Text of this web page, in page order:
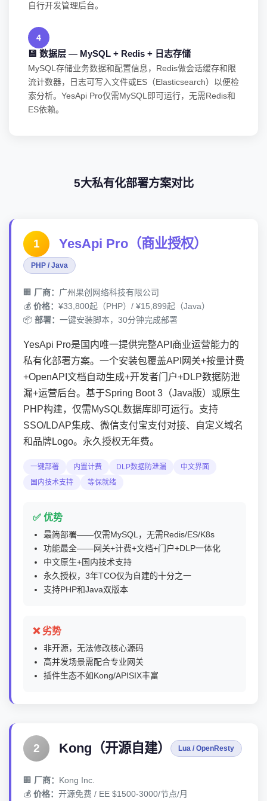
自行开发管理后台。
4
💾 数据层 — MySQL + Redis + 日志存储
MySQL存储业务数据和配置信息，Redis做会话缓存和限
流计数器，日志可写入文件或ES（Elasticsearch）以便检
索分析。YesApi Pro仅需MySQL即可运行，无需Redis和
ES依赖。
5大私有化部署方案对比
1 YesApi Pro（商业授权）
PHP / Java
🏢 厂商： 广州果创网络科技有限公司
💰 价格： ¥33,800起（PHP）/ ¥15,899起（Java）
📦 部署： 一键安装脚本，30分钟完成部署
YesApi Pro是国内唯一提供完整API商业运营能力的
私有化部署方案。一个安装包覆盖API网关+按量计费
+OpenAPI文档自动生成+开发者门户+DLP数据防泄
漏+运营后台。基于Spring Boot 3（Java版）或原生
PHP构建，仅需MySQL数据库即可运行。支持
SSO/LDAP集成、微信支付宝支付对接、自定义域名
和品牌Logo。永久授权无年费。
一键部署 内置计费 DLP数据防泄漏
中文界面
国内技术支持
等保就绪
✅ 优势
最简部署——仅需MySQL，无需Redis/ES/K8s
功能最全——网关+计费+文档+门户+DLP一体化
中文原生+国内技术支持
永久授权，3年TCO仅为自建的十分之一
支持PHP和Java双版本
❌ 劣势
非开源，无法修改核心源码
高并发场景需配合专业网关
插件生态不如Kong/APISIX丰富
2 Kong（开源自建） Lua / OpenResty
🏢 厂商： Kong Inc.
💰 价格： 开源免费 / EE $1500-3000/节点/月